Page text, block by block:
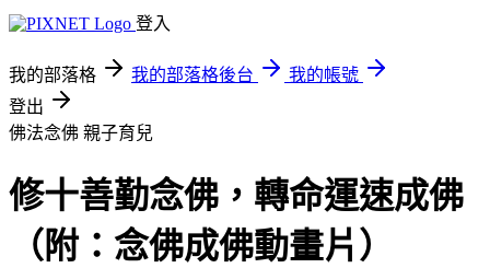
登入
我的部落格 我的部落格後台
我的帳號
登出
佛法念佛 親子育兒
修十善勤念佛，轉命運速成佛
（附：念佛成佛動畫片）